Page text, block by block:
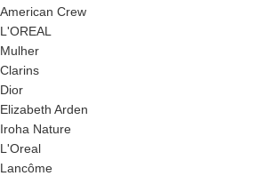
American Crew
L'OREAL
Mulher
Clarins
Dior
Elizabeth Arden
Iroha Nature
L'Oreal
Lancôme